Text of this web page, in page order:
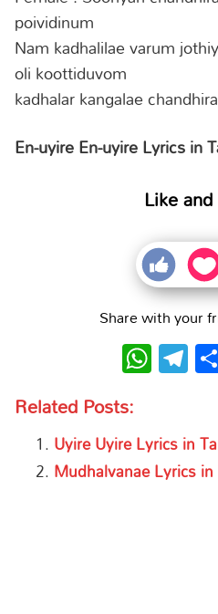
poividinum
Nam kadhalilae varum
oli koottiduvom
kadhalar kangalae
En-uyire En-uyire Lyrics in
Like
Share with your
Related Posts:
Uyire Uyire Lyrics in
Mudhalvanae Lyrics